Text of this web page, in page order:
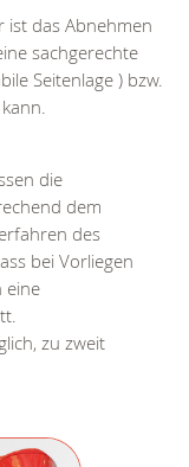
ist das Abnehmen
sachgerechte
Seitenlage ) bzw.
die
dem
des
bei Vorliegen
eine
zu zweit